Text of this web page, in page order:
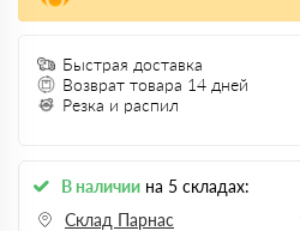
Быстрая доставка
Возврат товара 14 дней
Резка и распил
В наличии на 5 складах:
Склад Парнас